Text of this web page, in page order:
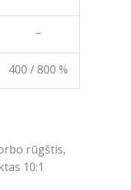
–
400 / 800 %
rūgštis,
10:1